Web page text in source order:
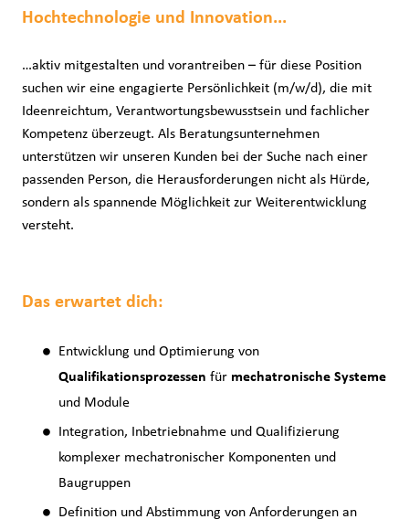
Hochtechnologie und Innovation...
…aktiv mitgestalten und vorantreiben – für diese Position
suchen wir eine engagierte Persönlichkeit (m/w/d), die mit
Ideenreichtum, Verantwortungsbewusstsein und fachlicher
Kompetenz überzeugt. Als Beratungsunternehmen
unterstützen wir unseren Kunden bei der Suche nach einer
passenden Person, die Herausforderungen nicht als Hürde,
sondern als spannende Möglichkeit zur Weiterentwicklung
versteht.
Das erwartet dich:
Entwicklung und Optimierung von
Qualifikationsprozessen für mechatronische Systeme
und Module
Integration, Inbetriebnahme und Qualifizierung
komplexer mechatronischer Komponenten und
Baugruppen
Definition und Abstimmung von Anforderungen an